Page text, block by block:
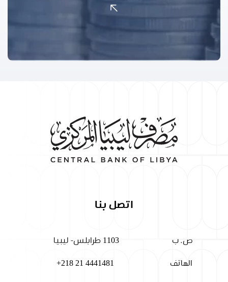
اتصل بنا
ص. ب 1103 طرابلس- ليبيا
الهاتف +218 21 4441481